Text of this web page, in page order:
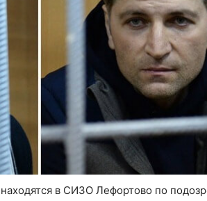
в СИЗО Лефортово по